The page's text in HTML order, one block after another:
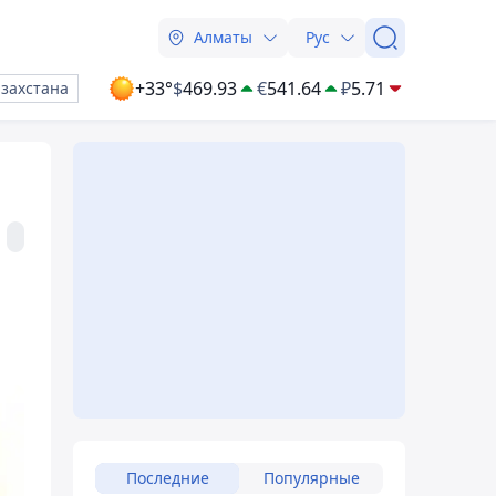
Алматы Рус
+33°$469.93 €541.64 ₽5.71
Последние Популярные